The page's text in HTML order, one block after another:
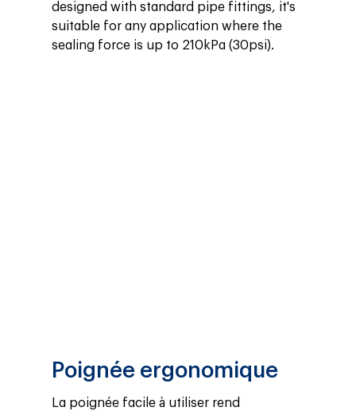
designed with standard pipe fittings, it's
suitable for any application where the
sealing force is up to 210kPa (30psi).
Poignée ergonomique
La poignée facile à utiliser rend